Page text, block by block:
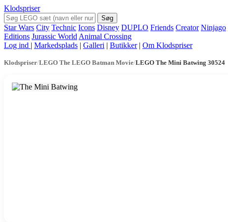
Klodspriser
Søg
Star Wars City Technic Icons Disney DUPLO Friends Creator Ninjago
Editions Jurassic World Animal Crossing
Log ind | Markedsplads | Galleri | Butikker | Om Klodspriser
Klodspriser/LEGO The LEGO Batman Movie/LEGO The Mini Batwing 30524